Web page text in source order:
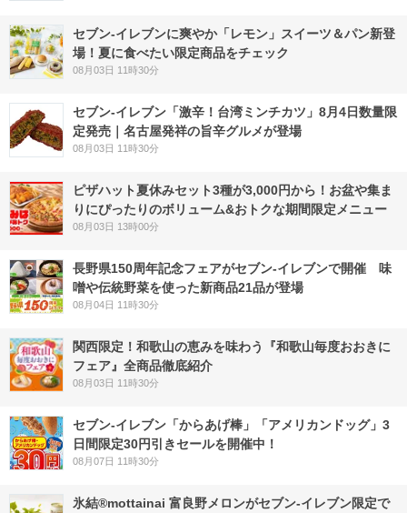
セブン‐イレブンに爽やか「レモン」スイーツ＆パン新登
場！夏に食べたい限定商品をチェック
08月03日 11時30分
セブン-イレブン「激辛！台湾ミンチカツ」8月4日数量限
定発売｜名古屋発祥の旨辛グルメが登場
08月03日 11時30分
ピザハット夏休みセット3種が3,000円から！お盆や集ま
りにぴったりのボリューム&おトクな期間限定メニュー
08月03日 13時00分
長野県150周年記念フェアがセブン-イレブンで開催 味
噌や伝統野菜を使った新商品21品が登場
08月04日 11時30分
関西限定！和歌山の恵みを味わう『和歌山毎度おおきに
フェア』全商品徹底紹介
08月03日 11時30分
セブン‐イレブン「からあげ棒」「アメリカンドッグ」3
日間限定30円引きセールを開催中！
08月07日 11時30分
氷結®mottainai 富良野メロンがセブン‐イレブン限定で